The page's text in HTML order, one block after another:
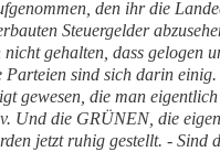
den ihr die
Steuergelder
gehalten, dass gelogen
Parteien sind sich darin
gewesen, die man
Und die GRÜNEN, die
jetzt ruhig gestellt. -